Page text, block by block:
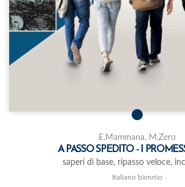
E.Mammana, M.Zero
A PASSO SPEDITO - I
saperi di base, ripasso veloce,
Italiano biennio